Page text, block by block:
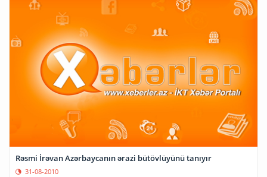
Rəsmi İrəvan Azərbayсanın ərazi bütövlüyünü tanıyır
31-08-2010